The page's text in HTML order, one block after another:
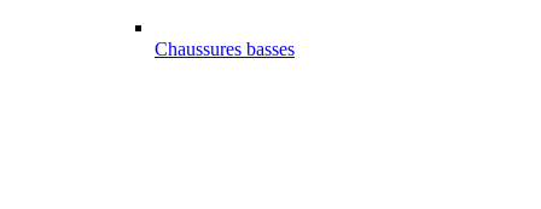
Chaussures basses